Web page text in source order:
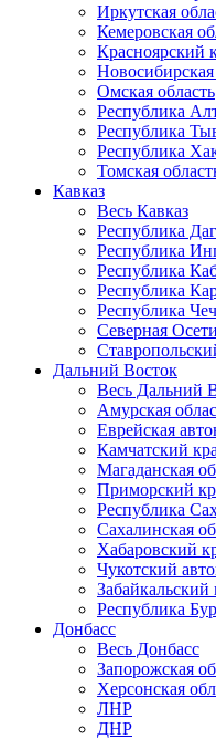
Иркутская
Кемеровская
Красноярский
Новосибирская
Омская область
Республика
Республика
Республика
Томская
Кавказ
Весь Кавказ
Республика
Республика
Республика
Республика
Республика
Северная
Дальний Восток
Весь Дальний
Амурская
Еврейская
Камчатский
Магаданская
Приморский
Республика
Сахалинская
Хабаровский
Чукотский
Забайкальский
Республика
Донбасс
Весь Донбасс
Запорожская
Херсонская
ЛНР
ДНР